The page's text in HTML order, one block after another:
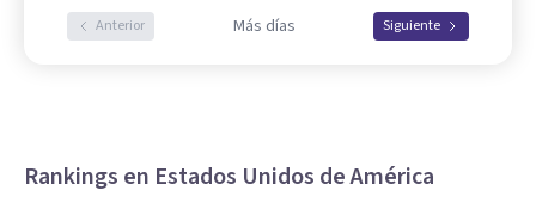
Anterior Más días Siguiente
Rankings en Estados Unidos de América